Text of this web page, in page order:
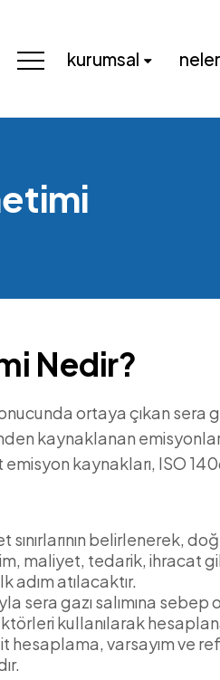
kurumsal
Nedir?
ortaya çıkan sera
kaynaklanan
kaynakları, ISO
belirlenerek,
maliyet, tedarik, ihracat
adım atılacaktır.
sera gazı salımına
kullanılarak
varsayım ve